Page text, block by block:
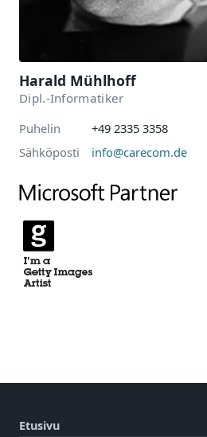
Harald Mühlhoff
Dipl.-Informatiker
Puhelin
+49 2335 3358
Sähköposti
info@carecom.de
Etusivu